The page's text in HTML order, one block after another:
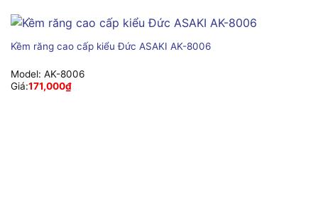
Kềm răng cao cấp kiểu Đức ASAKI AK-8006
Model: AK-8006
Giá:171,000₫